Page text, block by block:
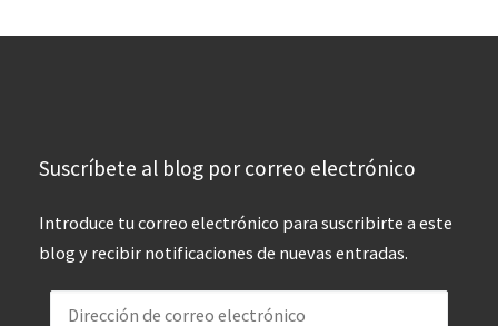
Suscríbete al blog por correo electrónico
Introduce tu correo electrónico para suscribirte a este
blog y recibir notificaciones de nuevas entradas.
Dirección de correo electrónico